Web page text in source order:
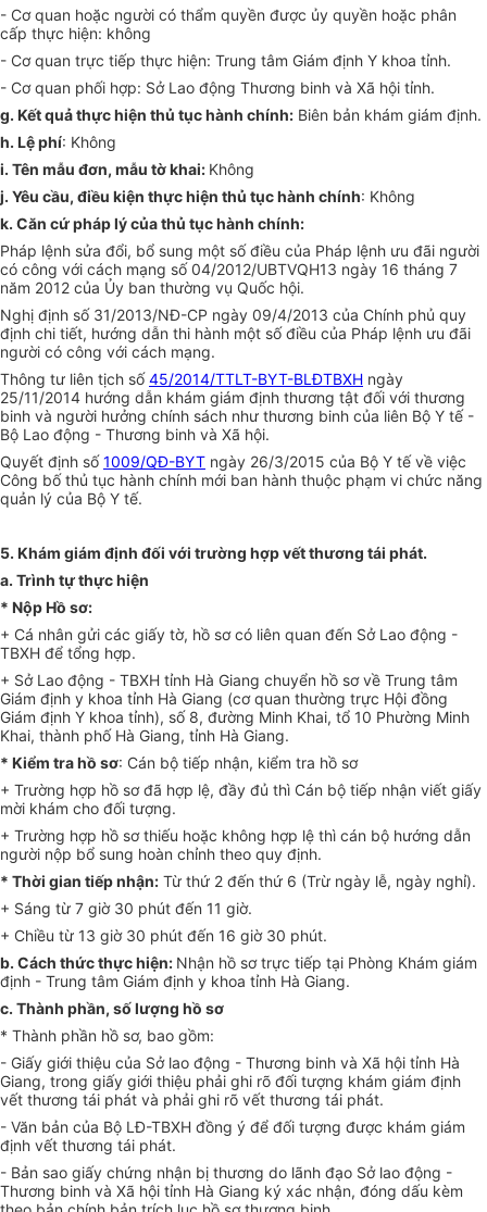
- Cơ quan hoặc người có thẩm quyền được ủy quyền hoặc phân
cấp thực hiện: không
- Cơ quan trực tiếp thực hiện: Trung tâm Giám định Y khoa tỉnh.
- Cơ quan phối hợp: Sở Lao động Thương binh và Xã hội tỉnh.
g. Kết quả thực hiện thủ tục hành chính: Biên bản khám giám định.
h. Lệ phí: Không
i. Tên mẫu đơn, mẫu tờ khai: Không
j. Yêu cầu, điều kiện thực hiện thủ tục hành chính: Không
k. Căn cứ pháp lýcủa thủ tục hành chính:
Pháp lệnh sửa đổi, bổ sung một số điều của Pháp lệnh ưu đãi người
có công với cách mạng số 04/2012/UBTVQH13 ngày 16 tháng 7
năm 2012 của Ủy ban thường vụ Quốc hội.
Nghị định số 31/2013/NĐ-CP ngày 09/4/2013 của Chính phủ quy
định chi tiết, hướng dẫn thi hành một số điều của Pháp lệnh ưu đãi
người có công với cách mạng.
Thông tư liên tịch số45/2014/TTLT-BYT-BLĐTBXH ngày
25/11/2014 hướng dẫn khám giám định thương tật đối với thương
binh và người hưởng chính sách như thương binh của liên Bộ Y tế -
Bộ Lao động - Thương binh và Xã hội.
Quyết định số1009/QĐ-BYT ngày 26/3/2015 của Bộ Y tế về việc
Công bố thủ tục hành chính mới ban hành thuộc phạm vi chức năng
quản lý của Bộ Y tế.
5. Khám giám định đối với trường hợp vết thương tái phát.
a. Trình tự thực hiện
* NộpHồ sơ:
+ Cá nhân gửi các giấy tờ, hồ sơ có liên quan đến Sở Lao động -
TBXH để tổng hợp.
+ Sở Lao động - TBXH tỉnh Hà Giang chuyển hồ sơ về Trung tâm
Giám định y khoa tỉnh Hà Giang (cơ quan thường trực Hội đồng
Giám định Y khoa tỉnh), số 8, đường Minh Khai, tổ 10 Phường Minh
Khai, thành phố Hà Giang, tỉnh Hà Giang.
* Kiểm tra hồ sơ: Cán bộ tiếp nhận, kiểm tra hồ sơ
+ Trường hợp hồ sơ đã hợp lệ, đầy đủ thì Cán bộ tiếp nhận viết giấy
mời khám cho đối tượng.
+ Trường hợp hồ sơ thiếu hoặc không hợp lệ thì cán bộ hướng dẫn
người nộp bổ sung hoàn chỉnh theo quy định.
* Thời gian tiếp nhận: Từ thứ 2 đến thứ 6 (Trừ ngày lễ, ngày nghỉ).
+ Sáng từ 7 giờ 30 phút đến 11 giờ.
+ Chiều từ 13 giờ 30 phút đến 16 giờ 30 phút.
b. Cách thức thực hiện: Nhận hồ sơ trực tiếp tại Phòng Khám giám
định - Trung tâm Giám định y khoa tỉnh Hà Giang.
c. Thành phần, số lượng hồ sơ
* Thành phần hồ sơ, bao gồm:
- Giấy giới thiệu của Sở lao động - Thương binh và Xã hội tỉnh Hà
Giang, trong giấy giới thiệu phải ghi rõ đối tượng khám giám định
vết thương tái phát và phải ghi rõ vết thương tái phát.
- Văn bản của Bộ LĐ-TBXH đồng ý để đối tượng được khám giám
định vết thương tái phát.
- Bản sao giấy chứng nhận bị thương do lãnh đạo Sở lao động -
Thương binh và Xã hội tỉnh Hà Giang ký xác nhận, đóng dấu kèm